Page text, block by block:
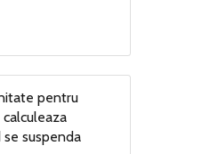
pentru
calculeaza
suspenda